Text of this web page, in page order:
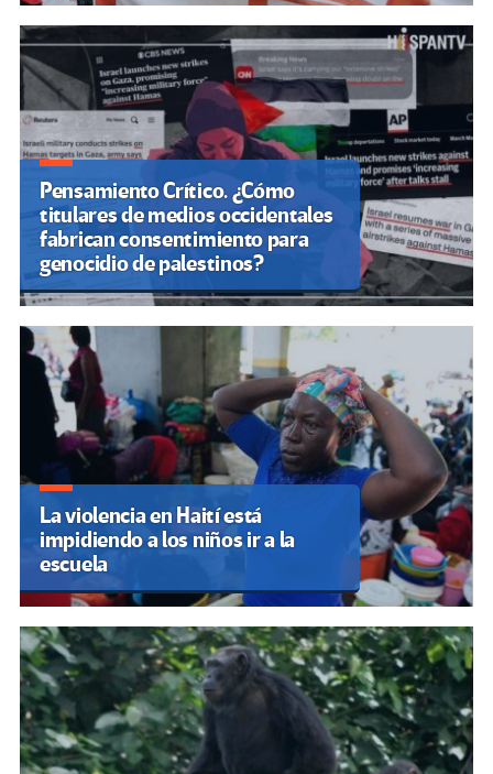
Pensamiento Crítico. ¿Cómo
titulares de medios occidentales
fabrican consentimiento para
genocidio de palestinos?
La violencia en Haití está
impidiendo a los niños ir a la
escuela